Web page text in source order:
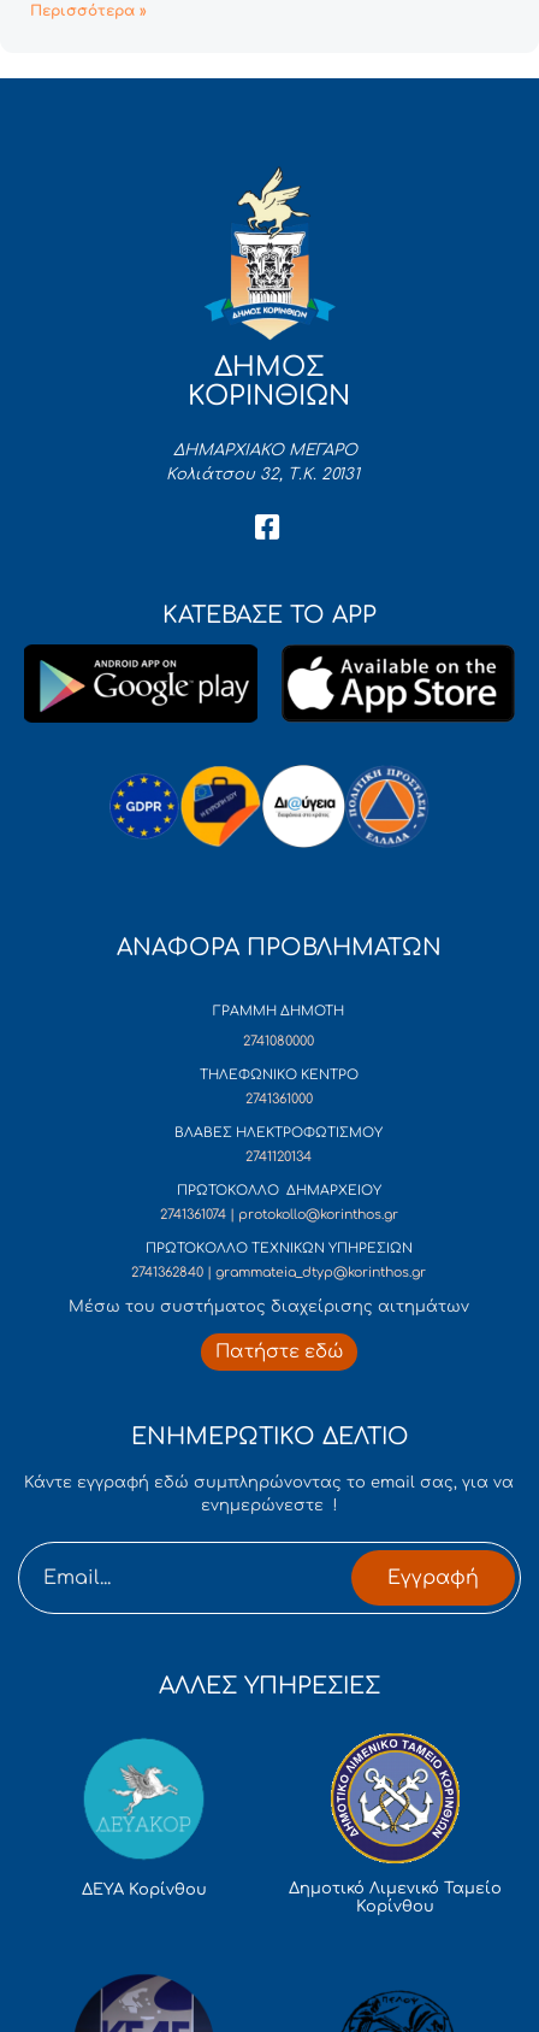
Περισσότερα »
ΔΗΜΟΣ
ΚΟΡΙΝΘΙΩΝ
ΔΗΜΑΡΧΙΑΚΟ ΜΕΓΑΡΟ
Κολιάτσου 32, Τ.Κ. 20131
ΚΑΤΕΒΑΣΕ ΤΟ APP
ΑΝΑΦΟΡΑ ΠΡΟΒΛΗΜΑΤΩΝ
ΓΡΑΜΜΗ ΔΗΜΟΤΗ
2741080000
ΤΗΛΕΦΩΝΙΚΟ ΚΕΝΤΡΟ
2741361000
ΒΛΑΒΕΣ ΗΛΕΚΤΡΟΦΩΤΙΣΜΟΥ
2741120134
ΠΡΩΤΟΚΟΛΛΟ ΔΗΜΑΡΧΕΙΟΥ
2741361074 | protokollo@korinthos.gr
ΠΡΩΤΟΚΟΛΛΟ ΤΕΧΝΙΚΩΝ ΥΠΗΡΕΣΙΩΝ
2741362840 | grammateia_dtyp@korinthos.gr
Mέσω του συστήματος διαχείρισης αιτημάτων
Πατήστε εδώ
ΕΝΗΜΕΡΩΤΙΚΟ ΔΕΛΤΙΟ
Κάντε εγγραφή εδώ συμπληρώνοντας το email σας, για να
ενημερώνεστε !
Εγγραφή
ΑΛΛΕΣ ΥΠΗΡΕΣΙΕΣ
ΔΕΥΑ Κορίνθου
Δημοτικό Λιμενικό Ταμείο
Κορίνθου